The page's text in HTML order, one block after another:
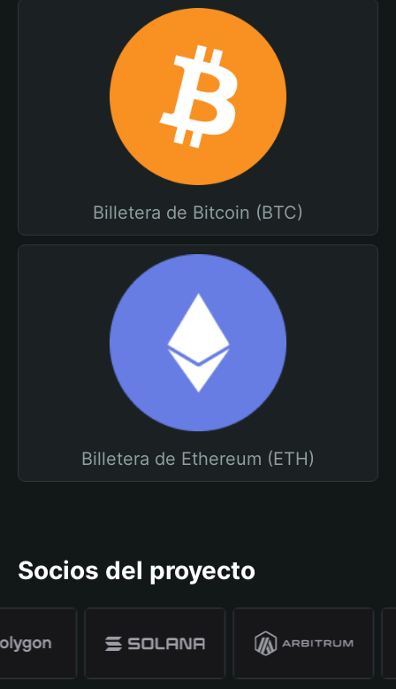
Billetera de Bitcoin (BTC)
Billetera de Ethereum (ETH)
Socios del proyecto